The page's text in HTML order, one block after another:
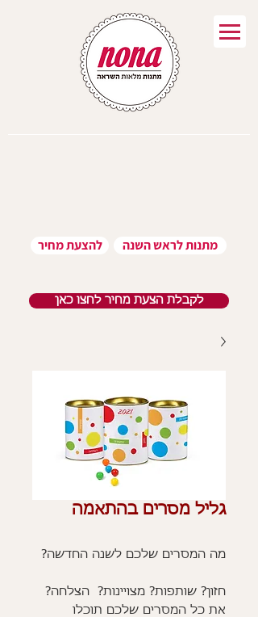
להצעת מחיר מתנות לראש השנה
לקבלת הצעת מחיר לחצו כאן
גליל מסרים בהתאמה
מה המסרים שלכם לשנה החדשה?
חזון? שותפות? מצויינות? הצלחה?
את כל המסרים שלכם תוכלו